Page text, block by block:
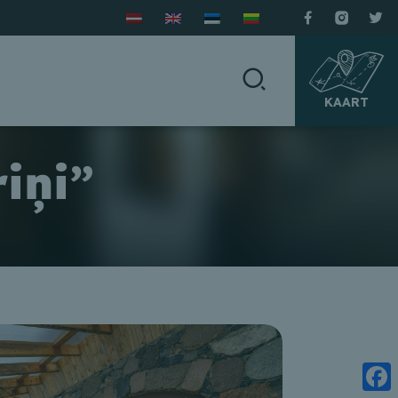
KAART